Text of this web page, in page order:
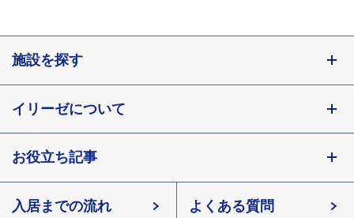
施設を探す
東京都
埼玉県
北海道 宮城県
イリーゼについて
会社概要
有料老人ホームイリーゼとは
お役立ち記事
知っておきたい介護の知識
入居までの流れ よくある質問